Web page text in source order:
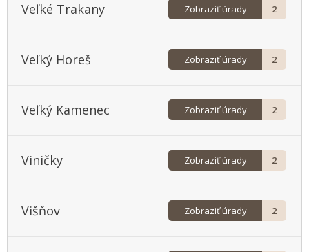
Veľké Trakany Zobraziť úrady 2
Veľký Horeš Zobraziť úrady 2
Veľký Kamenec Zobraziť úrady 2
Viničky Zobraziť úrady 2
Višňov Zobraziť úrady 2